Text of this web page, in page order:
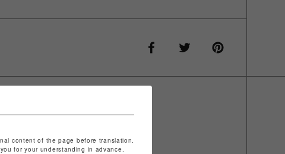
content of the page before translation.
for your understanding in advance.